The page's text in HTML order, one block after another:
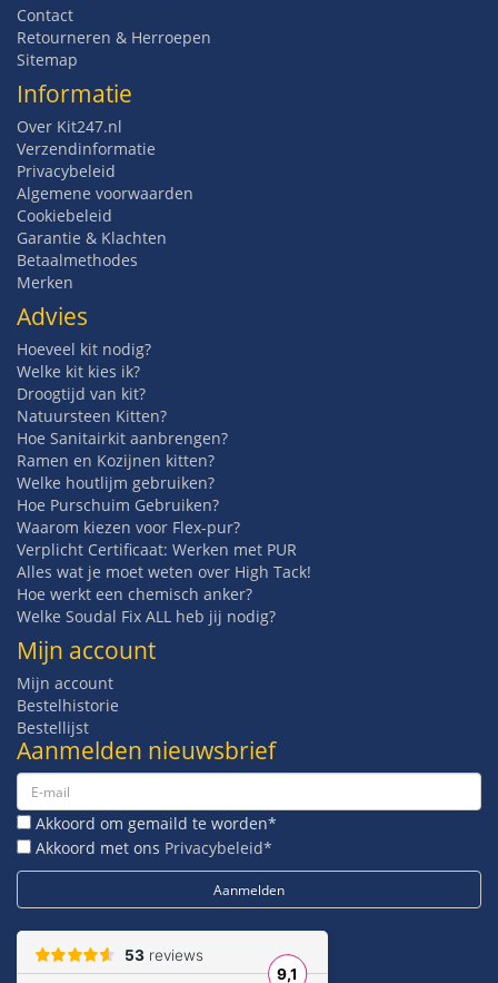
Contact
Retourneren & Herroepen
Sitemap
Informatie
Over Kit247.nl
Verzendinformatie
Privacybeleid
Algemene voorwaarden
Cookiebeleid
Garantie & Klachten
Betaalmethodes
Merken
Advies
Hoeveel kit nodig?
Welke kit kies ik?
Droogtijd van kit?
Natuursteen Kitten?
Hoe Sanitairkit aanbrengen?
Ramen en Kozijnen kitten?
Welke houtlijm gebruiken?
Hoe Purschuim Gebruiken?
Waarom kiezen voor Flex-pur?
Verplicht Certificaat: Werken met PUR
Alles wat je moet weten over High Tack!
Hoe werkt een chemisch anker?
Welke Soudal Fix ALL heb jij nodig?
Mijn account
Mijn account
Bestelhistorie
Bestellijst
Aanmelden nieuwsbrief
Akkoord om gemaild te worden*
Akkoord met ons Privacybeleid*